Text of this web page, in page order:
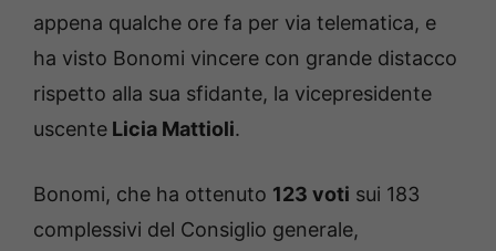
appena qualche ore fa per via telematica, e
ha visto Bonomi vincere con grande distacco
rispetto alla sua sfidante, la vicepresidente
uscente Licia Mattioli.
Bonomi, che ha ottenuto 123 voti sui 183
complessivi del Consiglio generale,